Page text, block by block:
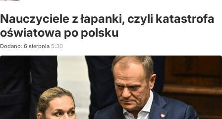
Nauczyciele z łapanki, czyli katastrofa
oświatowa po polsku
Dodano: 6 sierpnia 5:30